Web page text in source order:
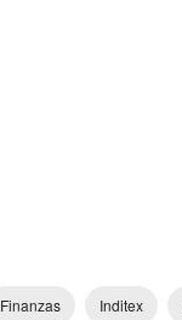
Finanzas Inditex